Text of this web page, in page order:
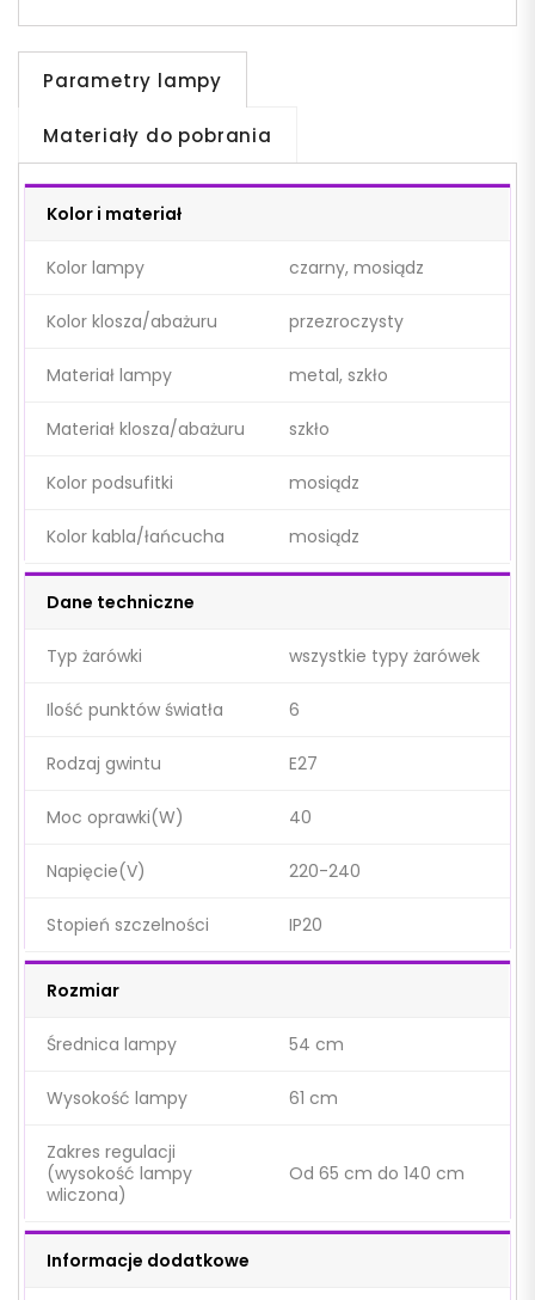
Parametry lampy
Materiały do pobrania
Kolor i materiał
Kolor lampy czarny, mosiądz
Kolor klosza/abażuru przezroczysty
Materiał lampy metal, szkło
Materiał klosza/abażuru szkło
Kolor podsufitki mosiądz
Kolor kabla/łańcucha mosiądz
Dane techniczne
Typ żarówki wszystkie typy żarówek
Ilość punktów światła 6
Rodzaj gwintu E27
Moc oprawki(W) 40
Napięcie(V) 220-240
Stopień szczelności IP20
Rozmiar
Średnica lampy 54 cm
Wysokość lampy 61 cm
Zakres regulacji
(wysokość lampy
wliczona)
Od 65 cm do 140 cm
Informacje dodatkowe